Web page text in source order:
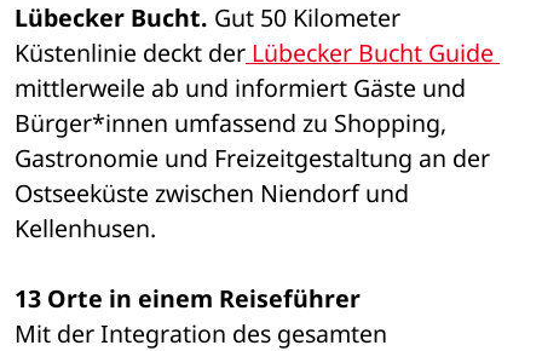
Lübecker Bucht. Gut 50 Kilometer
Küstenlinie deckt der
mittlerweile ab und informiert Gäste und
Bürger*innen umfassend zu Shopping,
Gastronomie und Freizeitgestaltung an der
Ostseeküste zwischen Niendorf und
Kellenhusen.
13 Orte in einem Reiseführer